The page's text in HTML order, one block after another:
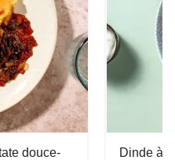
douce-
Dinde à